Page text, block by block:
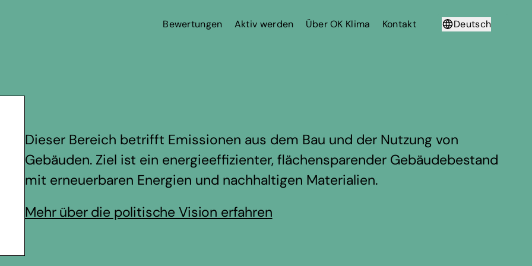
Bewertungen Aktiv werden Über OK Klima Kontakt
Deutsch
Dieser Bereich betrifft Emissionen aus dem Bau und der Nutzung von
Gebäuden. Ziel ist ein energieeffizienter, flächensparender Gebäudebestand
mit erneuerbaren Energien und nachhaltigen Materialien.
Mehr über die politische Vision erfahren